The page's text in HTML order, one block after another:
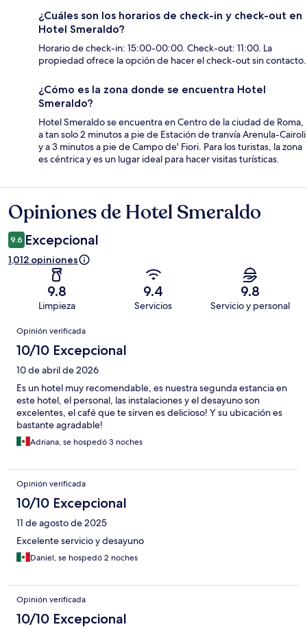
¿Cuáles son los horarios de check-in y check-out en
Hotel Smeraldo?
Horario de check-in: 15:00-00:00. Check-out: 11:00. La
propiedad ofrece la opción de hacer el check-out sin contacto.
¿Cómo es la zona donde se encuentra Hotel
Smeraldo?
Hotel Smeraldo se encuentra en Centro de la ciudad de Roma,
a tan solo 2 minutos a pie de Estación de tranvía Arenula-Cairoli
y a 3 minutos a pie de Campo de' Fiori. Para los turistas, la zona
es céntrica y es un lugar ideal para hacer visitas turísticas.
Opiniones
Opiniones de Hotel Smeraldo
9.6 Excepcional
1,012 opiniones
9.8
Limpieza
9.4
Servicios
9.8
Servicio y personal
Opiniones
Opinión verificada
10/10 Excepcional
10 de abril de 2026
Es un hotel muy recomendable, es nuestra segunda estancia en
este hotel, el personal, las instalaciones y el desayuno son
excelentes, el café que te sirven es delicioso! Y su ubicación es
bastante agradable!
Adriana, se hospedó 3 noches
Opinión verificada
10/10 Excepcional
11 de agosto de 2025
Excelente servicio y desayuno
Daniel, se hospedó 2 noches
Opinión verificada
10/10 Excepcional